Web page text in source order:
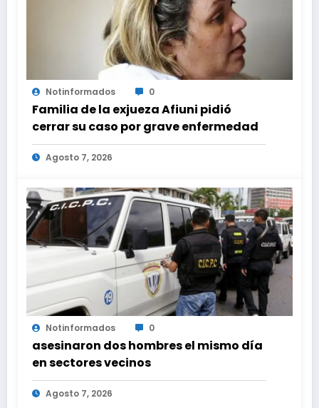
Notinformados 0
Familia de la exjueza Afiuni pidió
cerrar su caso por grave enfermedad
Agosto 7, 2026
Notinformados 0
asesinaron dos hombres el mismo día
en sectores vecinos
Agosto 7, 2026